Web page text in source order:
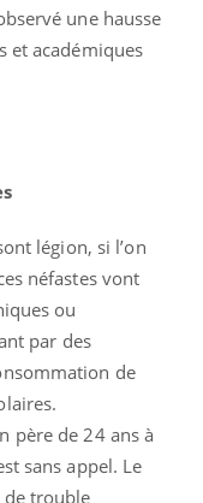
une hausse
et académiques
légion, si l’on
néfastes vont
ou
par des
de
père de 24 ans à
sans appel. Le
trouble